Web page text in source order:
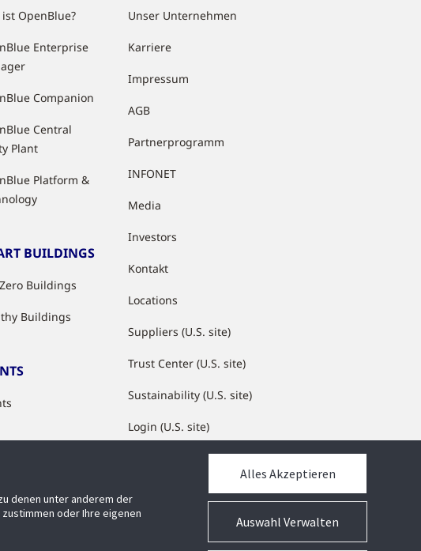
ist OpenBlue?
Enterprise
Companion
Central
Plant
Platform &
BUILDINGS
Buildings
Buildings
Unser Unternehmen
Karriere
Impressum
AGB
Partnerprogramm
INFONET
Media
Investors
Kontakt
Locations
Suppliers (U.S. site)
Trust Center (U.S. site)
Sustainability (U.S. site)
Login (U.S. site)
Mediathek
denen unter anderem der
oder Ihre eigenen
Auswahl Verwalten
Alles Akzeptieren